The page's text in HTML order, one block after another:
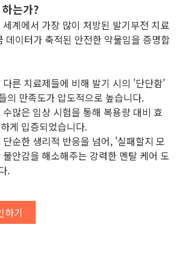
는가?
계에서 가장 많이 처방된 발기부전 치료
데이터가 축적된 안전한 약물임을 증명합
른 치료제들에 비해 발기 시의 '단단함'
의 만족도가 압도적으로 높습니다.
많은 임상 시험을 통해 복용량 대비 효
게 입증되었습니다.
순한 생리적 반응을 넘어, '실패할지 모
안감을 해소해주는 강력한 멘탈 케어 도
.
하기